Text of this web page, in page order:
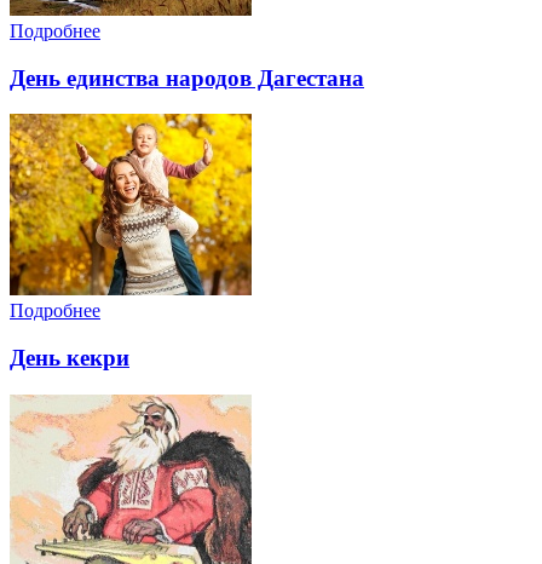
Подробнее
День единства народов Дагестана
Подробнее
День кекри